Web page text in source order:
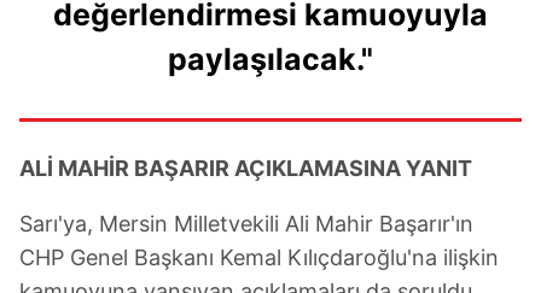
Çerezlere ilişkin tercihlerinizi aşağıda yer alan panel
vasıtasıyla belirleyebilirsiniz. Çerezlere ilişkin detaylı bilgi
için Ayarlar butonuna tıklayabilir,Çerez Bilgilendirme
hazırlanmış Aydınlatma Metnimizi okumak ve sitemizde
almak için lütfentıklayınız.
değerlendirmesi kamuoyuyla
paylaşılacak."
ALİ MAHİR BAŞARIR AÇIKLAMASINA YANIT
Sarı'ya, Mersin Milletvekili Ali Mahir Başarır'ın
CHP Genel Başkanı Kemal Kılıçdaroğlu'na ilişkin